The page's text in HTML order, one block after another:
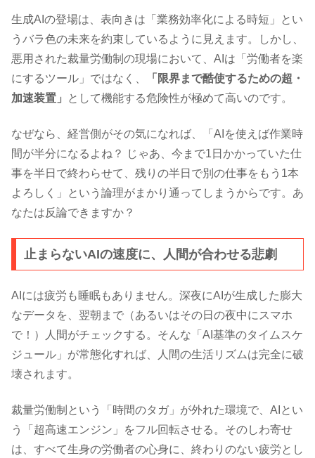
生成AIの登場は、表向きは「業務効率化による時短」とい
うバラ色の未来を約束しているように見えます。しかし、
悪用された裁量労働制の現場において、AIは「労働者を楽
にするツール」ではなく、
「限界まで酷使するための超・
加速装置」
として機能する危険性が極めて高いのです。
なぜなら、経営側がその気になれば、「AIを使えば作業時
間が半分になるよね？ じゃあ、今まで1日かかっていた仕
事を半日で終わらせて、残りの半日で別の仕事をもう1本
よろしく」という論理がまかり通ってしまうからです。あ
なたは反論できますか？
止まらないAIの速度に、人間が合わせる悲劇
AIには疲労も睡眠もありません。深夜にAIが生成した膨大
なデータを、翌朝まで（あるいはその日の夜中にスマホ
で！）人間がチェックする。そんな「AI基準のタイムスケ
ジュール」が常態化すれば、人間の生活リズムは完全に破
壊されます。
裁量労働制という「時間のタガ」が外れた環境で、AIとい
う「超高速エンジン」をフル回転させる。そのしわ寄せ
は、すべて生身の労働者の心身に、終わりのない疲労とし